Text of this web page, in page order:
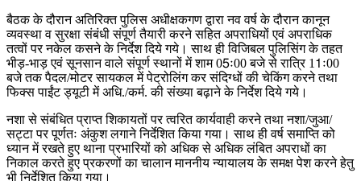
बैठक के दौरान अतिरिक्त पुलिस अधीक्षकगण द्वारा नव वर्ष के दौरान कानून
व्यवस्था व सुरक्षा संबंधी संपूर्ण तैयारी करने सहित अपराधियों एवं अपराधिक
तत्वों पर नकेल कसने के निर्देश दिये गये। साथ ही विजिबल पुलिसिंग के तहत
भीड़-भाड़ एवं सूनसान वाले संपूर्ण स्थानों में शाम 05ः00 बजे से रात्रि 11ः00
बजे तक पैदल/मोटर सायकल में पेट्रोलिंग कर संदिग्धों की चेकिंग करने तथा
फिक्स पाईंट ड्यूटी में अधि./कर्म. की संख्या बढ़ाने के निर्देश दिये गये।
नशा से संबंधित प्राप्त शिकायतों पर त्वरित कार्यवाही करने तथा नशा/जुआ/
सट्टा पर पूर्णतः अंकुश लगाने निर्देशित किया गया। साथ ही वर्ष समाप्ति को
ध्यान में रखते हुए थाना प्रभारियों को अधिक से अधिक लंबित अपराधों का
निकाल करते हुए प्रकरणों का चालान माननीय न्यायालय के समक्ष पेश करने हेतु
भी निर्देशित किया गया।